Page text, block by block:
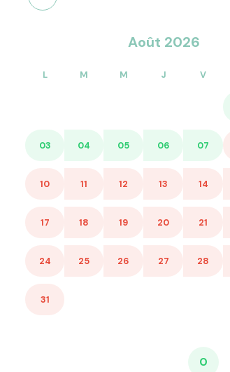
Août 2026
L M M J V
03 04 05 06 07
10 11 12 13 14
17 18 19 20 21
24 25 26 27 28
31
0